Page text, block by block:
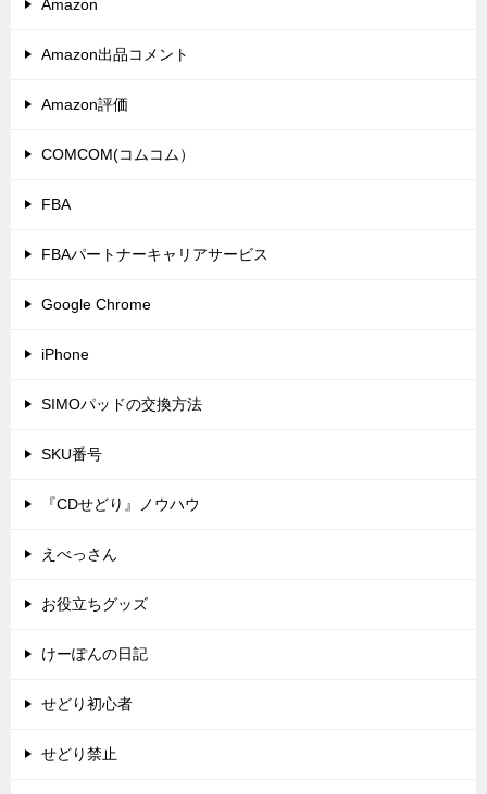
Amazon
Amazon出品コメント
Amazon評価
COMCOM(コムコム）
FBA
FBAパートナーキャリアサービス
Google Chrome
iPhone
SIMOパッドの交換方法
SKU番号
『CDせどり』ノウハウ
えべっさん
お役立ちグッズ
けーぽんの日記
せどり初心者
せどり禁止